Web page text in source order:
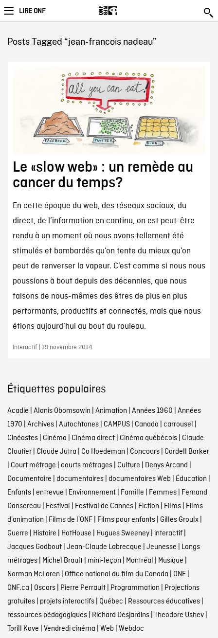
LIRE ONF
Posts Tagged “jean-francois nadeau”
Le «slow web» : un remède au
cancer du temps?
En cette époque du web, des réseaux sociaux, du
direct, de l’information en continu, on est peut-être
rendu à un moment où nous avons tellement été
stimulés et bombardés qu’on tente du mieux qu’on
peut de renverser la vapeur. C’est comme si nous nous
poussions à bout depuis des décennies, que nous
faisons de nous-mêmes des êtres de plus en plus
performants, productifs et connectés, mais que nous
étions aujourd’hui au bout du rouleau.
Interactif | 19 novembre 2014
Étiquettes populaires
Acadie | Alanis Obomsawin | Animation | Années 1960 | Années
1970 | Archives| Autochtones| CAMPUS| Canada | carrousel |
Cinéastes| Cinéma | Cinéma direct| Cinéma québécois| Claude
Cloutier| Claude Jutra | Co Hoedeman | Concours| Cordell Barker
| Court métrage | courts métrages| Culture | Denys Arcand |
Documentaire | documentaires| documentaires Web | Éducation |
Enfants| entrevue | Environnement| Famille | Femmes| Fernand
Dansereau | Festival | Festival de Cannes| Fiction | Films| Films
d'animation | Films de l'ONF| Films pour enfants| Gilles Groulx|
Guerre | Histoire | HotHouse | Hugues Sweeney| interactif|
Jacques Godbout| Jean-Claude Labrecque | Jeunesse | Longs
métrages| Michel Brault| mini-leçon | Montréal | Musique |
Norman McLaren | Office national du film du Canada | ONF|
ONF.ca | Oscars| Pierre Perrault| Programmation | Projections
gratuites| projets interactifs| Québec | Ressources éducatives|
ressources pédagogiques| Richard Desjardins| Theodore Ushev|
Torill Kove | Vendredi cinéma | Web | Webdoc